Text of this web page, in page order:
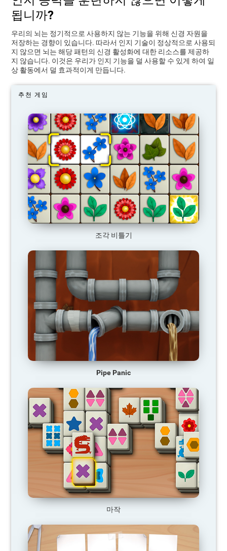
됩니까?
우리의 뇌는 정기적으로 사용하지 않는 기능을 위해 신경 자원을
저장하는 경향이 있습니다. 따라서 인지 기술이 정상적으로 사용되
지 않으면 뇌는 해당 패턴의 신경 활성화에 대한 리소스를 제공하
지 않습니다. 이것은 우리가 인지 기능을 덜 사용할 수 있게 하여 일
상 활동에서 덜 효과적이게 만듭니다.
추천 게임
조각 비틀기
Pipe Panic
마작